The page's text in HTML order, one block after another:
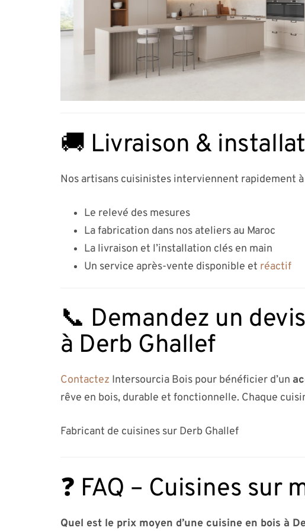
🚚 Livraison &
Nos artisans cuisinistes interviennent rapidement
Le relevé des mesures
La fabrication dans nos ateliers au Maroc
La livraison et l’installation clés en main
Un service après-vente disponible et réactif
📞 Demandez un
à Derb Ghallef
Contactez Intersourcia Bois pour bénéficier d’un
rêve en bois, durable et fonctionnelle. Chaque
Fabricant de cuisines sur Derb Ghallef
❓ FAQ – Cuisines sur
Quel est le prix moyen d’une cuisine en bois à